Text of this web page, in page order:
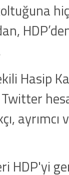
Hasip